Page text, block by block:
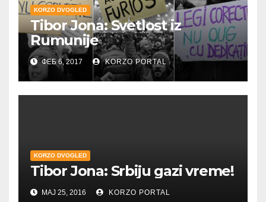
KORZO DVOGLED
Tibor Jona: Svetlost iz
Rumunije
ФЕБ 6, 2017 KORZO PORTAL
KORZO DVOGLED
Tibor Jona: Srbiju gazi vreme!
МАЈ 25, 2016 KORZO PORTAL